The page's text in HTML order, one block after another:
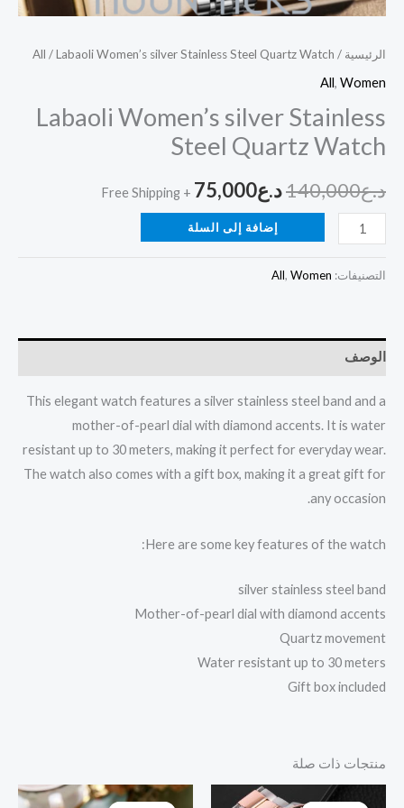
الرئيسية /
All / Labaoli Women’s silver Stainless Steel Quartz Watch
All, Women
Labaoli Women’s silver Stainless
Steel Quartz Watch
د.ع140,000د.ع75,000
+ Free Shipping
إضافة إلى السلة
التصنيفات: All, Women
الوصف
This elegant watch features a silver stainless steel band and a
mother-of-pearl dial with diamond accents. It is water
resistant up to 30 meters, making it perfect for everyday wear.
The watch also comes with a gift box, making it a great gift for
any occasion.
Here are some key features of the watch:
silver stainless steel band
Mother-of-pearl dial with diamond accents
Quartz movement
Water resistant up to 30 meters
Gift box included
منتجات ذات صلة
السعر
السعر
السعر